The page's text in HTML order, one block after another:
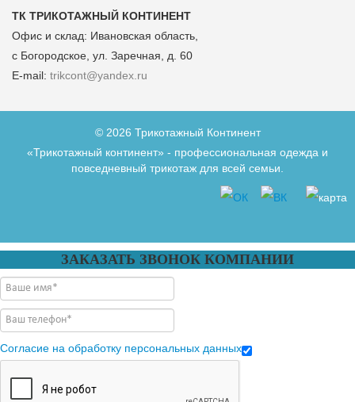
ТК ТРИКОТАЖНЫЙ КОНТИНЕНТ
Офис и склад: Ивановская область,
с Богородское, ул. Заречная, д. 60
E-mail: trikcont@yandex.ru
© 2026 Трикотажный Континент
«Трикотажный континент» - профессиональная одежда и
повседневный трикотаж для всей семьи.
ЗАКАЗАТЬ ЗВОНОК КОМПАНИИ
Согласие на обработку персональных данных